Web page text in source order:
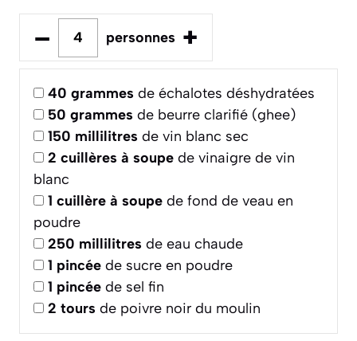
– personnes +
40 grammes de échalotes déshydratées
50 grammes de beurre clarifié (ghee)
150 millilitres de vin blanc sec
2 cuillères à soupe de vinaigre de vin
blanc
1 cuillère à soupe de fond de veau en
poudre
250 millilitres de eau chaude
1 pincée de sucre en poudre
1 pincée de sel fin
2 tours de poivre noir du moulin